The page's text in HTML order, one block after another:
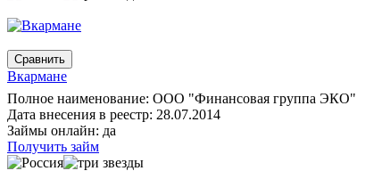
Вкармане
Полное наименование: ООО "Финансовая группа ЭКО"
Дата внесения в реестр: 28.07.2014
Займы онлайн: да
Получить займ